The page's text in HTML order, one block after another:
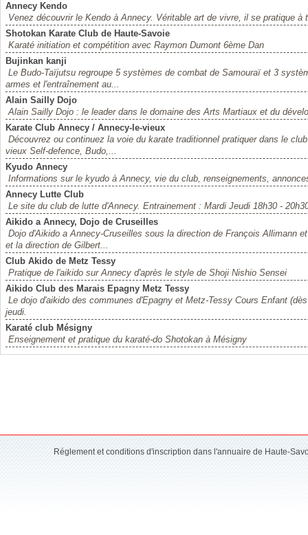
Annecy Kendo
Venez découvrir le Kendo à Annecy. Véritable art de vivre, il se pratique
Shotokan Karate Club de Haute-Savoie
Karaté initiation et compétition avec Raymon Dumont 6ème Dan
Bujinkan kanji
Le Budo-Taïjutsu regroupe 5 systèmes de combat de Samouraï et 3
armes et l'entraînement au...
Alain Sailly Dojo
Alain Sailly Dojo : le leader dans le domaine des Arts Martiaux et du
Karate Club Annecy / Annecy-le-vieux
Découvrez ou continuez la voie du karate traditionnel pratiquer dans le
vieux Self-defence, Budo,...
Kyudo Annecy
Informations sur le kyudo à Annecy, vie du club, renseignements,
Annecy Lutte Club
Le site du club de lutte d'Annecy. Entrainement : Mardi Jeudi 18h30 -
Aikido a Annecy, Dojo de Cruseilles
Dojo d'Aikido a Annecy-Cruseilles sous la direction de François Allimann
et la direction de Gilbert...
Club Akido de Metz Tessy
Pratique de l'aikido sur Annecy d'après le style de Shoji Nishio Sensei
Aikido Club des Marais Epagny Metz Tessy
Le dojo d'aikido des communes d'Epagny et Metz-Tessy Cours Enfant
jeudi.
Karaté club Mésigny
Enseignement et pratique du karaté-do Shotokan à Mésigny
Réglement et conditions d'inscription dans l'annuaire de Haute-